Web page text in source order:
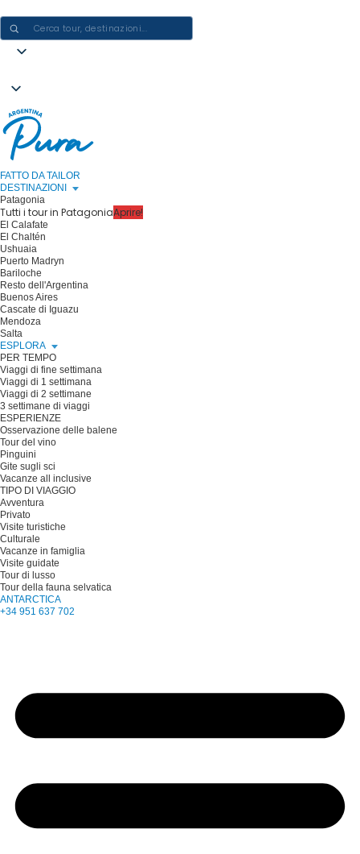
FATTO DA TAILOR
DESTINAZIONI
Patagonia
Tutti i tour in PatagoniaAprire!
El Calafate
El Chaltén
Ushuaia
Puerto Madryn
Bariloche
Resto dell'Argentina
Buenos Aires
Cascate di Iguazu
Mendoza
Salta
ESPLORA
PER TEMPO
Viaggi di fine settimana
Viaggi di 1 settimana
Viaggi di 2 settimane
3 settimane di viaggi
ESPERIENZE
Osservazione delle balene
Tour del vino
Pinguini
Gite sugli sci
Vacanze all inclusive
TIPO DI VIAGGIO
Avventura
Privato
Visite turistiche
Culturale
Vacanze in famiglia
Visite guidate
Tour di lusso
Tour della fauna selvatica
ANTARCTICA
+34 951 637 702